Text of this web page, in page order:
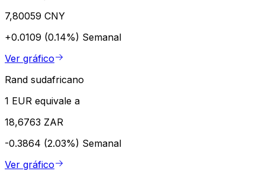
7,80059 CNY
+0.0109 (0.14%) Semanal
Ver gráfico
Rand sudafricano
1 EUR equivale a
18,6763 ZAR
-0.3864 (2.03%) Semanal
Ver gráfico